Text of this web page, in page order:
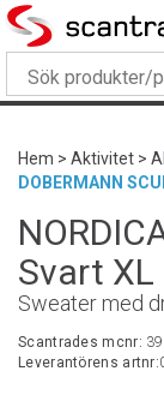
Hem>Aktivitet>
DOBERMANN
Svart XL
Sweater med
Scantrades mcnr:
Leverantörens artnr: